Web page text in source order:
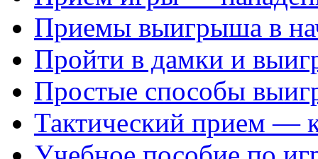
Приемы выигрыша в
Пройти в дамки и
Простые способы
Тактический прием —